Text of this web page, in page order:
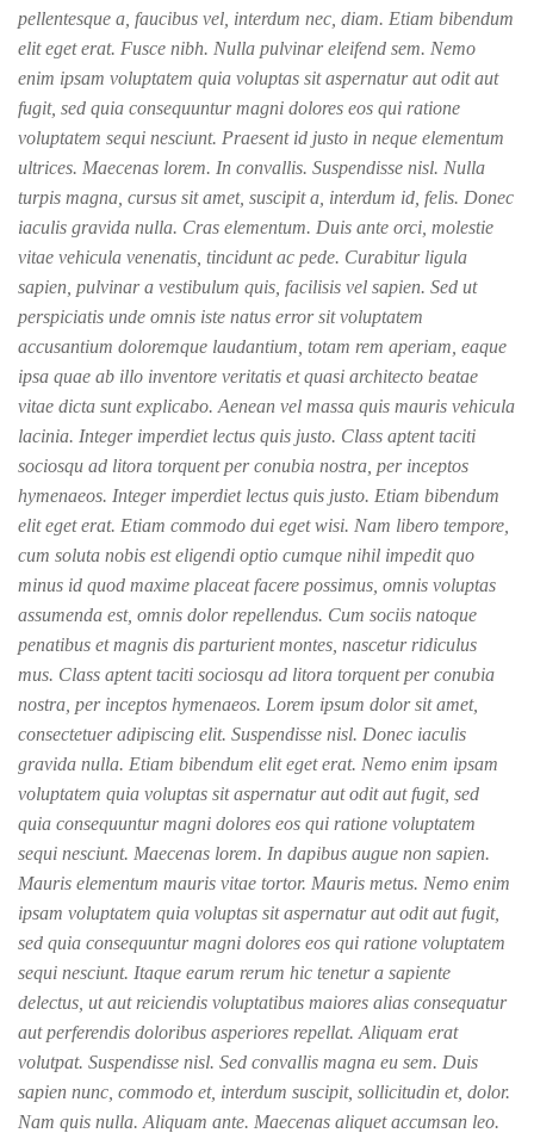
pellentesque a, faucibus vel, interdum nec, diam. Etiam bibendum
elit eget erat. Fusce nibh. Nulla pulvinar eleifend sem. Nemo
enim ipsam voluptatem quia voluptas sit aspernatur aut odit aut
fugit, sed quia consequuntur magni dolores eos qui ratione
voluptatem sequi nesciunt. Praesent id justo in neque elementum
ultrices. Maecenas lorem. In convallis. Suspendisse nisl. Nulla
turpis magna, cursus sit amet, suscipit a, interdum id, felis. Donec
iaculis gravida nulla. Cras elementum. Duis ante orci, molestie
vitae vehicula venenatis, tincidunt ac pede. Curabitur ligula
sapien, pulvinar a vestibulum quis, facilisis vel sapien. Sed ut
perspiciatis unde omnis iste natus error sit voluptatem
accusantium doloremque laudantium, totam rem aperiam, eaque
ipsa quae ab illo inventore veritatis et quasi architecto beatae
vitae dicta sunt explicabo. Aenean vel massa quis mauris vehicula
lacinia. Integer imperdiet lectus quis justo. Class aptent taciti
sociosqu ad litora torquent per conubia nostra, per inceptos
hymenaeos. Integer imperdiet lectus quis justo. Etiam bibendum
elit eget erat. Etiam commodo dui eget wisi. Nam libero tempore,
cum soluta nobis est eligendi optio cumque nihil impedit quo
minus id quod maxime placeat facere possimus, omnis voluptas
assumenda est, omnis dolor repellendus. Cum sociis natoque
penatibus et magnis dis parturient montes, nascetur ridiculus
mus. Class aptent taciti sociosqu ad litora torquent per conubia
nostra, per inceptos hymenaeos. Lorem ipsum dolor sit amet,
consectetuer adipiscing elit. Suspendisse nisl. Donec iaculis
gravida nulla. Etiam bibendum elit eget erat. Nemo enim ipsam
voluptatem quia voluptas sit aspernatur aut odit aut fugit, sed
quia consequuntur magni dolores eos qui ratione voluptatem
sequi nesciunt. Maecenas lorem. In dapibus augue non sapien.
Mauris elementum mauris vitae tortor. Mauris metus. Nemo enim
ipsam voluptatem quia voluptas sit aspernatur aut odit aut fugit,
sed quia consequuntur magni dolores eos qui ratione voluptatem
sequi nesciunt. Itaque earum rerum hic tenetur a sapiente
delectus, ut aut reiciendis voluptatibus maiores alias consequatur
aut perferendis doloribus asperiores repellat. Aliquam erat
volutpat. Suspendisse nisl. Sed convallis magna eu sem. Duis
sapien nunc, commodo et, interdum suscipit, sollicitudin et, dolor.
Nam quis nulla. Aliquam ante. Maecenas aliquet accumsan leo.